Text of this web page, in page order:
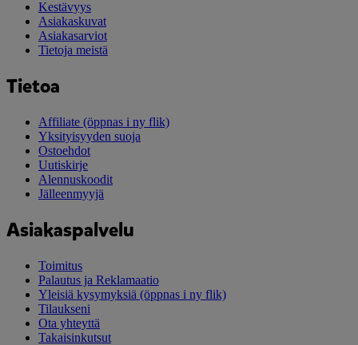
Kestävyys
Asiakaskuvat
Asiakasarviot
Tietoja meistä
Tietoa
Affiliate (öppnas i ny flik)
Yksityisyyden suoja
Ostoehdot
Uutiskirje
Alennuskoodit
Jälleenmyyjä
Asiakaspalvelu
Toimitus
Palautus ja Reklamaatio
Yleisiä kysymyksiä (öppnas i ny flik)
Tilaukseni
Ota yhteyttä
Takaisinkutsut